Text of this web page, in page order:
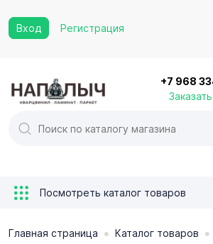
Вход Регистрация
+7 968
Посмотреть каталог товаров
Главная страница • Каталог товаров •